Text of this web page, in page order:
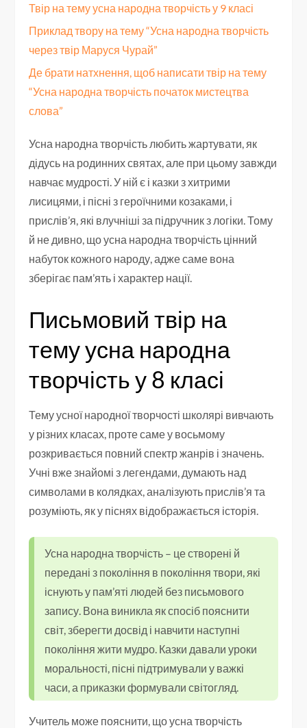
Твір на тему усна народна творчість у 9 класі
Приклад твору на тему “Усна народна творчість
через твір Маруся Чурай”
Де брати натхнення, щоб написати твір на тему
“Усна народна творчість початок мистецтва
слова”
Усна народна творчість любить жартувати, як
дідусь на родинних святах, але при цьому завжди
навчає мудрості. У ній є і казки з хитрими
лисицями, і пісні з героїчними козаками, і
прислів’я, які влучніші за підручник з логіки. Тому
й не дивно, що усна народна творчість цінний
набуток кожного народу, адже саме вона
зберігає пам’ять і характер нації.
Письмовий твір на
тему усна народна
творчість у 8 класі
Тему усної народної творчості школярі вивчають
у різних класах, проте саме у восьмому
розкривається повний спектр жанрів і значень.
Учні вже знайомі з легендами, думають над
символами в колядках, аналізують прислів’я та
розуміють, як у піснях відображається історія.
Усна народна творчість – це створені й
передані з покоління в покоління твори, які
існують у пам’яті людей без письмового
запису. Вона виникла як спосіб пояснити
світ, зберегти досвід і навчити наступні
покоління жити мудро. Казки давали уроки
моральності, пісні підтримували у важкі
часи, а приказки формували світогляд.
Учитель може пояснити, що усна творчість